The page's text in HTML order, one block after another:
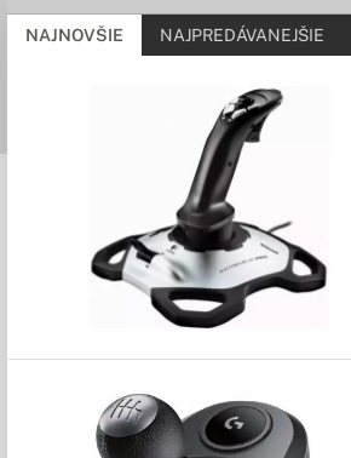
NAJNOVŠIE NAJPREDÁVANEJŠIE